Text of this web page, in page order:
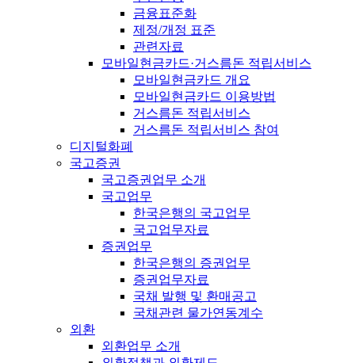
금융표준화
제정/개정 표준
관련자료
모바일현금카드·거스름돈 적립서비스
모바일현금카드 개요
모바일현금카드 이용방법
거스름돈 적립서비스
거스름돈 적립서비스 참여
디지털화폐
국고증권
국고증권업무 소개
국고업무
한국은행의 국고업무
국고업무자료
증권업무
한국은행의 증권업무
증권업무자료
국채 발행 및 환매공고
국채관련 물가연동계수
외환
외환업무 소개